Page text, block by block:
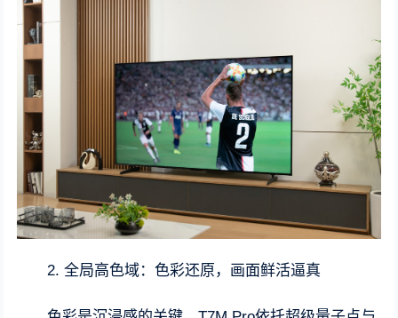
2. 全局高色域：色彩还原，画面鲜活逼真